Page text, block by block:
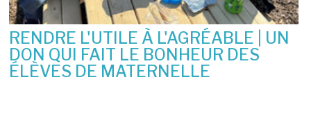
RENDRE L'UTILE À L'AGRÉABLE | UN
DON QUI FAIT LE BONHEUR DES
ÉLÈVES DE MATERNELLE